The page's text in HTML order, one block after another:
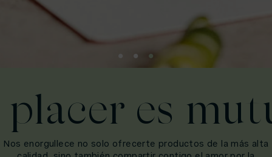
es
Nos enorgullece no solo ofrecerte productos de la más alta